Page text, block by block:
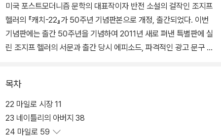
미국 포스트모더니즘 문학의 대표작이자 반전 소설의 걸작인 조지프
헬러의 『캐치-22』가 50주년 기념판본으로 개정, 출간되었다. 이번
기념판에는 출간 50주년을 기념하여 2011년 새로 펴낸 특별판에 실
린 조지프 헬러의 서문과 출간 당시 에피소드, 파격적인 광고 문구 도
와 배경과 비평’ 역시 원작의 미묘한 뉘앙스를 살려 생동감 넘치는 우
리말을 구사하는 안정효 역자가 번역해 완결미를 더했다.
2차 세계 대전이 막바지로 치닫던 1944년, 지중해 연안 피아노사섬
목차
22 마일로 시장 11
23 네이틀리의 아버지 38
24 마일로 59